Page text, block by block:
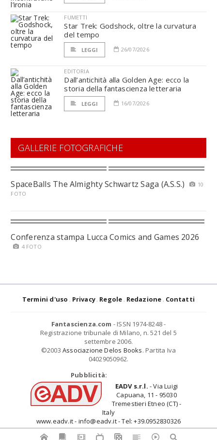
FUMETTI
Star Trek: Godshock, oltre la curvatura
del tempo
LEGGI 26/07/2026
EDITORIA
Dall’antichità alla Golden Age: ecco la
storia della fantascienza letteraria
LEGGI 16/07/2026
GALLERIE FOTOGRAFICHE
SpaceBalls The Almighty Schwartz Saga (A.S.S.)
10
FOTO
Conferenza stampa Lucca Comics and Games 2026
4 FOTO
Termini d'uso Privacy Regole Redazione Contatti
Fantascienza.com - ISSN 1974-8248 -
Registrazione tribunale di Milano, n. 521 del 5
settembre 2006.
©2003 Associazione Delos Books. Partita Iva
04029050962.
Pubblicità:
EADV s.r.l. - Via Luigi
Capuana, 11 - 95030
Tremestieri Etneo (CT) -
Italy
www.eadv.it - info@eadv.it - Tel: +39.0952830326